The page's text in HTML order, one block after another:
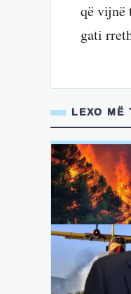
që vijnë
gati
LEXO MË